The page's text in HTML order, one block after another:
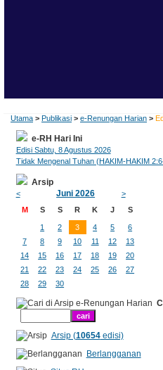
Utama > Publikasi > e-Renungan Harian >
e-RH Hari Ini
Edisi Sabtu, 8 Agustus 2026
Tidak Mengenal Tuhan (HAKIM-HAKIM
Arsip
< Juni 2026
>
M
S S R K J S
1 2 3 4 5
6
7
8 9 10 11 12
13
14
15 16 17 18 19
20
21
22 23 24 25 26
27
28
29 30
Arsip (10654edisi)
Berlangganan